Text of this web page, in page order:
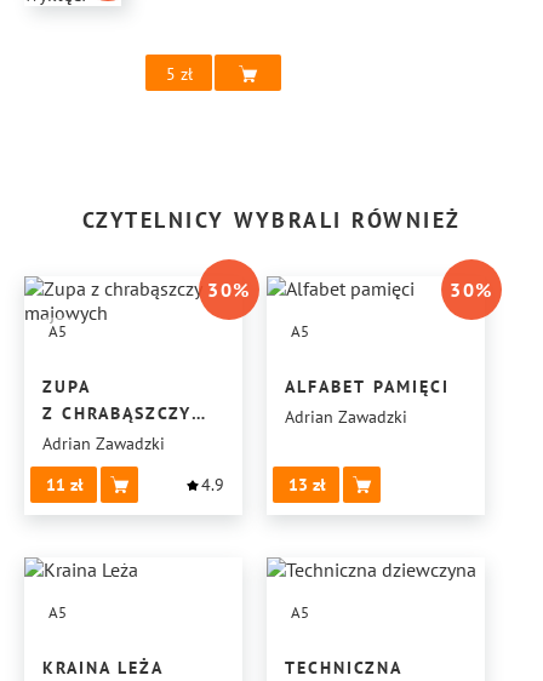
5
CZYTELNICY WYBRALI RÓWNIEŻ
A5
30%
ZUPA
Z CHRABĄSZCZY
MAJOWYCH
Adrian Zawadzki
11
4.9
A5
30%
ALFABET PAMIĘCI
Adrian Zawadzki
13
A5
KRAINA LEŻA
A5
TECHNICZNA